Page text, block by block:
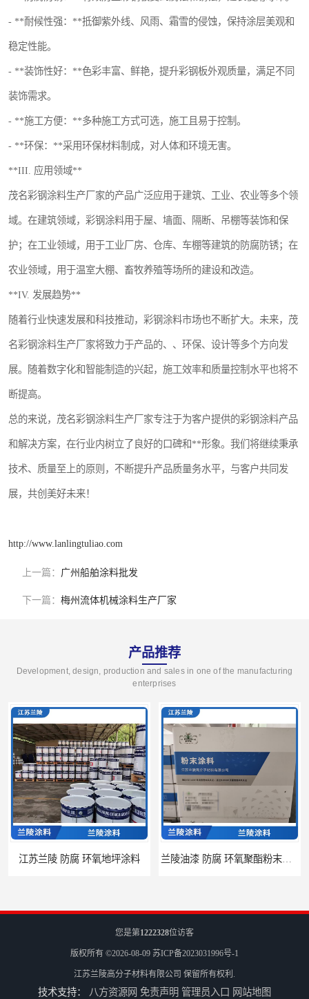
- **耐候性强：**抵御紫外线、风雨、霜雪的侵蚀，保持涂层美观和
稳定性能。
- **装饰性好：**色彩丰富、鲜艳，提升彩钢板外观质量，满足不同
装饰需求。
- **施工方便：**多种施工方式可选，施工且易于控制。
- **环保：**采用环保材料制成，对人体和环境无害。
**III. 应用领域**
茂名彩钢涂料生产厂家的产品广泛应用于建筑、工业、农业等多个领
域。在建筑领域，彩钢涂料用于屋、墙面、隔断、吊棚等装饰和保
护；在工业领域，用于工业厂房、仓库、车棚等建筑的防腐防锈；在
农业领域，用于温室大棚、畜牧养殖等场所的建设和改造。
**IV. 发展趋势**
随着行业快速发展和科技推动，彩钢涂料市场也不断扩大。未来，茂
名彩钢涂料生产厂家将致力于产品的、、环保、设计等多个方向发
展。随着数字化和智能制造的兴起，施工效率和质量控制水平也将不
断提高。
总的来说，茂名彩钢涂料生产厂家专注于为客户提供的彩钢涂料产品
和解决方案，在行业内树立了良好的口碑和**形象。我们将继续秉承
技术、质量至上的原则，不断提升产品质量务水平，与客户共同发
展，共创美好未来！
http://www.lanlingtuliao.com
上一篇： 广州船舶涂料批发
下一篇： 梅州流体机械涂料生产厂家
产品推荐
Development, design, production and sales in one of the manufacturing
enterprises
江苏兰陵 防腐 环氧地坪涂料
您是第1222328位访客
版权所有 ©2026-08-09 苏ICP备2023031996号-1
江苏兰陵高分子材料有限公司 保留所有权利.
技术支持： 八方资源网 免责声明 管理员入口 网站地图